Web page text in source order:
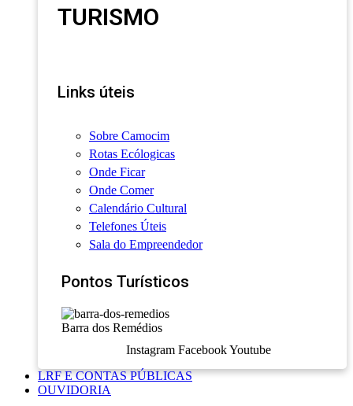
TURISMO
Links úteis
Sobre Camocim
Rotas Ecólogicas
Onde Ficar
Onde Comer
Calendário Cultural
Telefones Úteis
Sala do Empreendedor
Pontos Turísticos
Barra dos Remédios
Instagram Facebook Youtube
LRF E CONTAS PÚBLICAS
OUVIDORIA